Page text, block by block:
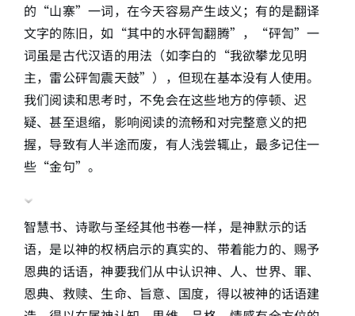
的“山寨”一词，在今天容易产生歧义；有的是翻译
文字的陈旧，如“其中的水砰訇翻腾”，“砰訇”一
词虽是古代汉语的用法（如李白的“我欲攀龙见明
主，雷公砰訇震天鼓”），但现在基本没有人使用。
我们阅读和思考时，不免会在这些地方的停顿、迟
疑、甚至退缩，影响阅读的流畅和对完整意义的把
握，导致有人半途而废，有人浅尝辄止，最多记住一
些“金句”。
智慧书、诗歌与圣经其他书卷一样，是神默示的话
语，是以神的权柄启示的真实的、带着能力的、赐予
恩典的话语，神要我们从中认识神、人、世界、罪、
恩典、救赎、生命、旨意、国度，得以被神的话语建